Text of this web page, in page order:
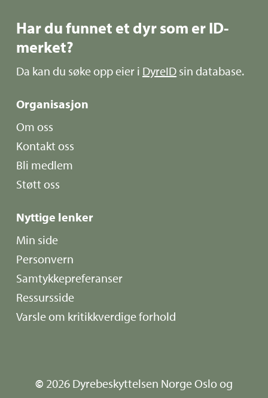
Har du funnet et dyr som er ID-
merket?
Da kan du søke opp eier i DyreID sin database.
Organisasjon
Om oss
Kontakt oss
Bli medlem
Støtt oss
Nyttige lenker
Min side
Personvern
Samtykkepreferanser
Ressursside
Varsle om kritikkverdige forhold
© 2026Dyrebeskyttelsen Norge Oslo og